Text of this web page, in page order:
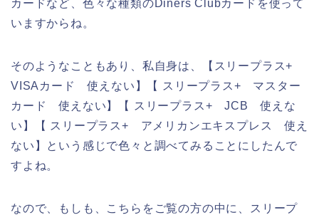
カードなど、色々な種類のDiners Clubカードを使って
いますからね。
そのようなこともあり、私自身は、【スリープラス+
VISAカード 使えない】【 スリープラス+ マスター
カード 使えない】【 スリープラス+ JCB 使えな
い】【 スリープラス+ アメリカンエキスプレス 使え
ない】という感じで色々と調べてみることにしたんで
すよね。
なので、もしも、こちらをご覧の方の中に、スリープ